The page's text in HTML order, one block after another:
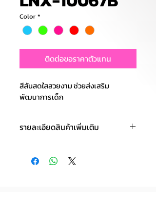
Color *
ติดต่อขอราคาตัวแทน
สีสันสดใสสวยงาม ช่วยส่งเสริม
พัฒนาการเด็ก
รายละเอียดสินค้าเพิ่มเติม
เพลง : มีเสียงเพลง
✚ ฟังก์ชั่นพิเศษ :ตัวใหญ่ ยางหนา